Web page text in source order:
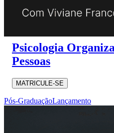
Psicologia
Pessoas
MATRICULE-SE
Pós-GraduaçãoLançamento